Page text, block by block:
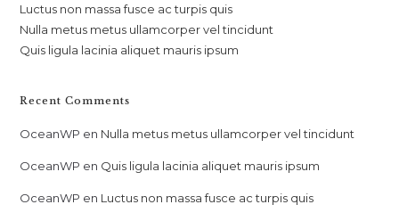
Luctus non massa fusce ac turpis quis
Nulla metus metus ullamcorper vel tincidunt
Quis ligula lacinia aliquet mauris ipsum
Recent Comments
OceanWP en Nulla metus metus ullamcorper vel tincidunt
OceanWP en Quis ligula lacinia aliquet mauris ipsum
OceanWP en Luctus non massa fusce ac turpis quis